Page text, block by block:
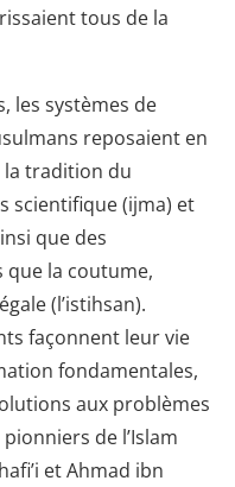
tous de la
les systèmes de
reposaient en
la tradition du
scientifique (ijma) et
que des
que la coutume,
(l’istihsan).
façonnent leur vie
fondamentales,
aux problèmes
de l’Islam
et Ahmad ibn